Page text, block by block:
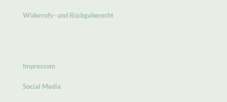
Widerrufs- und Rückgaberecht
Impressum
Social Media